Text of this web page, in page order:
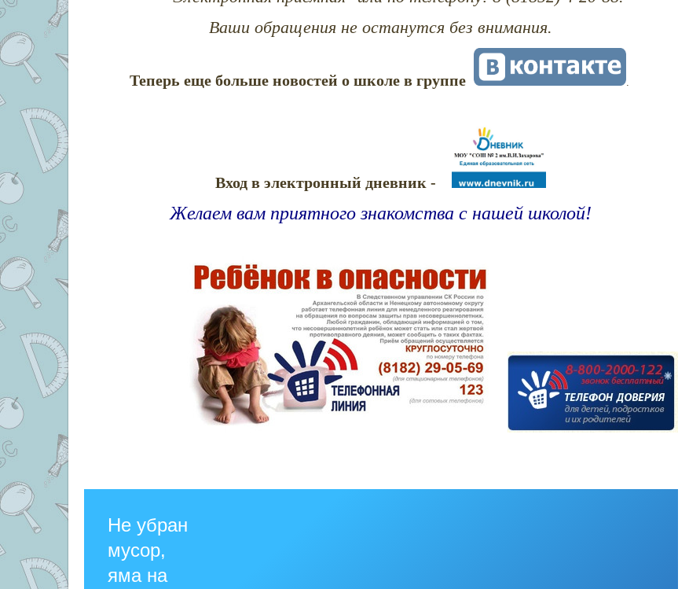
Ваши обращения не останутся без внимания.
Теперь еще больше новостей о школе в группе .
Вход в электронный дневник -
Желаем вам приятного знакомства с нашей школой!
Не убран
мусор,
яма на